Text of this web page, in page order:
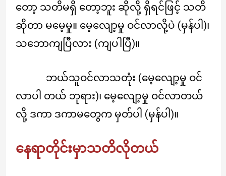
တော့ သတိမရှိ တော့ဘူး ဆိုလို့ ရှိရင်ဖြင့် သတိ
ဆိုတာ မမေ့မှု။ မေ့လျော့မှု ဝင်လာလို့ပဲ (မှန်ပါ)၊
သဘောကျပြီလား (ကျပါပြီ)။
ဘယ်သူဝင်လာသတုံး (မေ့လျော့မှု ဝင်
လာပါ တယ် ဘုရား)၊ မေ့လျော့မှု ဝင်လာတယ်
လို့ ဒကာ ဒကာမတွေက မှတ်ပါ (မှန်ပါ)။
နေရာတိုင်းမှာသတိလိုတယ်